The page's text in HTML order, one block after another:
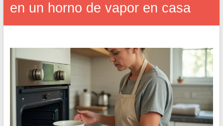
en un horno de vapor en casa